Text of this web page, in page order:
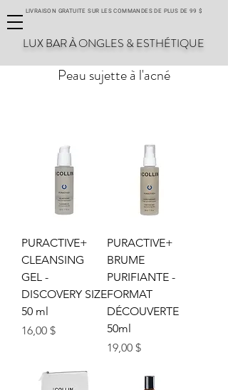
LIVRAISON GRATUITE SUR LES COMMANDES DE PLUS DE 99 $
LUX BAR À ONGLES & ESTHÉTIQUE
Peau sujette à l'acné
PURACTIVE+
CLEANSING
GEL -
DISCOVERY SIZE
50 ml
Prix
16,00 $
PURACTIVE+
BRUME
PURIFIANTE -
FORMAT
DÉCOUVERTE
50ml
Prix
19,00 $